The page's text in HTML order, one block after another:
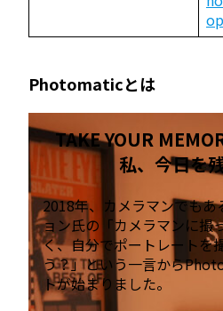
Photomaticとは
TAKE YOUR
私、今日を
2018年、カメラマンでもあ
ョン氏の「カメラマンに撮
く、自分でポートレートを
う？」という一言から
トが始まりました。